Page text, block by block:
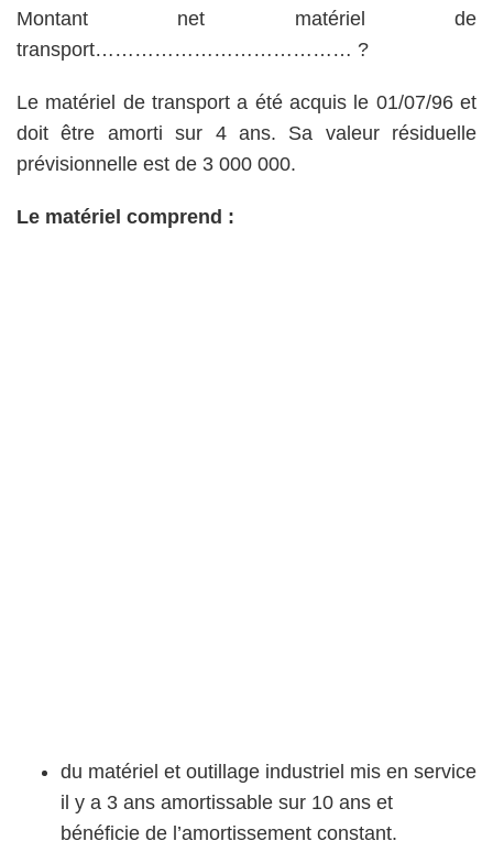
Montant net matériel de
transport………………………………… ?
Le matériel de transport a été acquis le 01/07/96 et
doit être amorti sur 4 ans. Sa valeur résiduelle
prévisionnelle est de 3 000 000.
Le matériel comprend :
du matériel et outillage industriel mis en service
il y a 3 ans amortissable sur 10 ans et
bénéficie de l’amortissement constant.